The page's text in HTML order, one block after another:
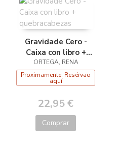
Gravidade Cero -
Caixa con libro +
quebracabezas
ORTEGA, RENA
Proximamente. Resérvao
aquí
22,95 €
Comprar